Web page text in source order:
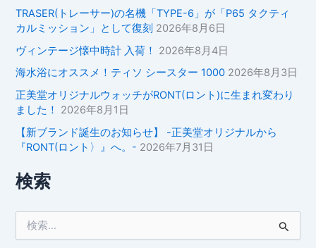
TRASER(トレーサー)の名機「TYPE-6」が「P65 タクティ
カルミッション」として復刻 2026年8月6日
ヴィンテージ懐中時計 入荷！
2026年8月4日
海水浴にオススメ！ティソ シースター 1000 2026年8月3日
正美堂オリジナルウォッチがRONT(ロント)に生まれ変わり
ました！
2026年8月1日
【新ブランド誕生のお知らせ】 -正美堂オリジナルから
『RONT(ロント〉』へ。- 2026年7月31日
検索